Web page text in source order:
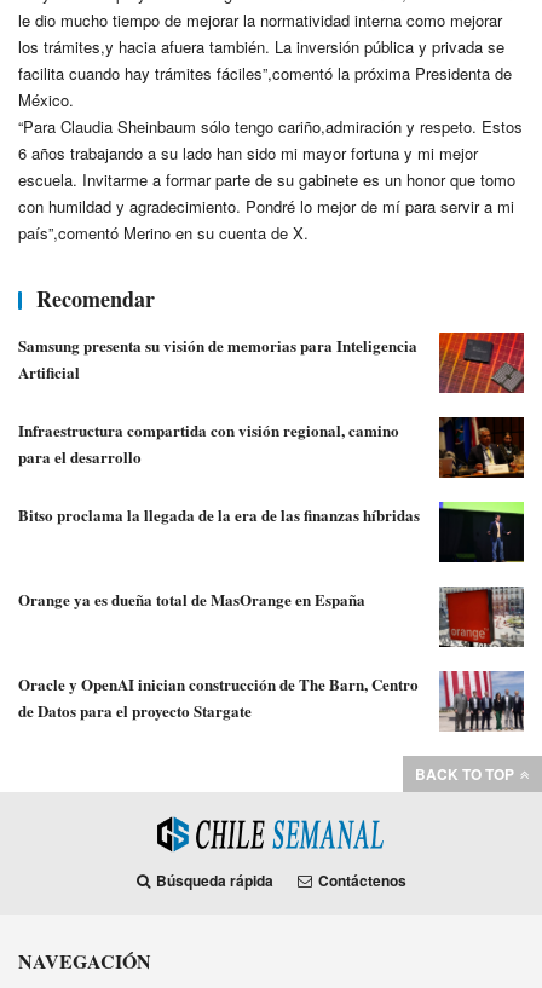
le dio mucho tiempo de mejorar la normatividad interna como mejorar
los trámites,y hacia afuera también. La inversión pública y privada se
facilita cuando hay trámites fáciles”,comentó la próxima Presidenta de
México.
“Para Claudia Sheinbaum sólo tengo cariño,admiración y respeto. Estos
6 años trabajando a su lado han sido mi mayor fortuna y mi mejor
escuela. Invitarme a formar parte de su gabinete es un honor que tomo
con humildad y agradecimiento. Pondré lo mejor de mí para servir a mi
país”,comentó Merino en su cuenta de X.
Recomendar
Samsung presenta su visión de memorias para Inteligencia
Artificial
Infraestructura compartida con visión regional, camino
para el desarrollo
Bitso proclama la llegada de la era de las finanzas híbridas
Orange ya es dueña total de MasOrange en España
Oracle y OpenAI inician construcción de The Barn, Centro
de Datos para el proyecto Stargate
BACK TO TOP
Búsqueda rápida Contáctenos
NAVEGACIÓN